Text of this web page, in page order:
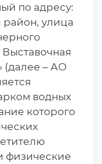
по адресу:
район, улица
(далее – АО
водных
которого
физические